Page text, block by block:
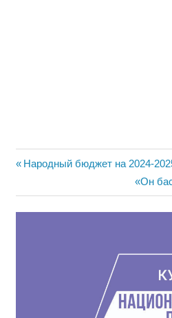
Навигация
по
Предыдущая
Народный бюджет на 2024-
запись:
«Он